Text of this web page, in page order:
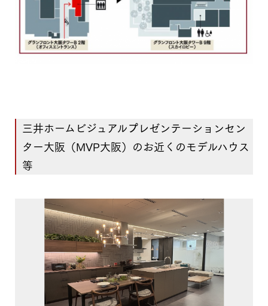
三井ホームビジュアルプレゼンテーションセン
ター大阪（MVP大阪）のお近くのモデルハウス
等